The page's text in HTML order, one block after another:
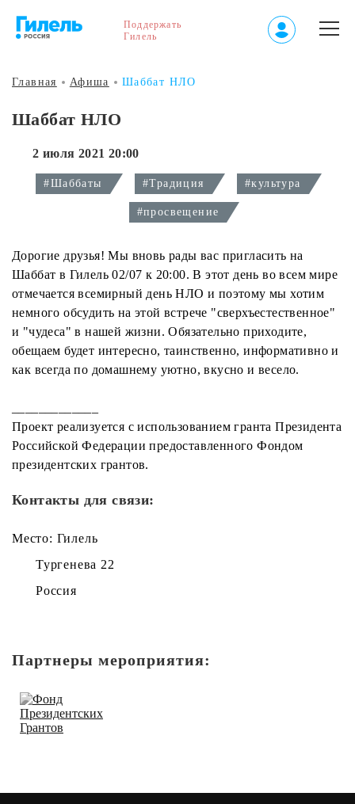
Поддержать
Гилель
Главная Афиша Шаббат НЛО
Шаббат НЛО
2 июля 2021 20:00
#Шаббаты #Традиция #культура
#просвещение
Дорогие друзья! Мы вновь рады вас пригласить на
Шаббат в Гилель 02/07 к 20:00. В этот день во всем мире
отмечается всемирный день НЛО и поэтому мы хотим
немного обсудить на этой встрече "сверхъестественное"
и "чудеса" в нашей жизни. Обязательно приходите,
обещаем будет интересно, таинственно, информативно и
как всегда по домашнему уютно, вкусно и весело.
Проект реализуется с использованием гранта Президента
Российской Федерации предоставленного Фондом
президентских грантов.
Контакты для связи:
Место: Гилель
Тургенева 22
Россия
Партнеры мероприятия: